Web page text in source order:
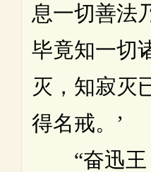
息一切善法
毕竟知一切
灭，知寂灭
得名戒。’
“奋迅王